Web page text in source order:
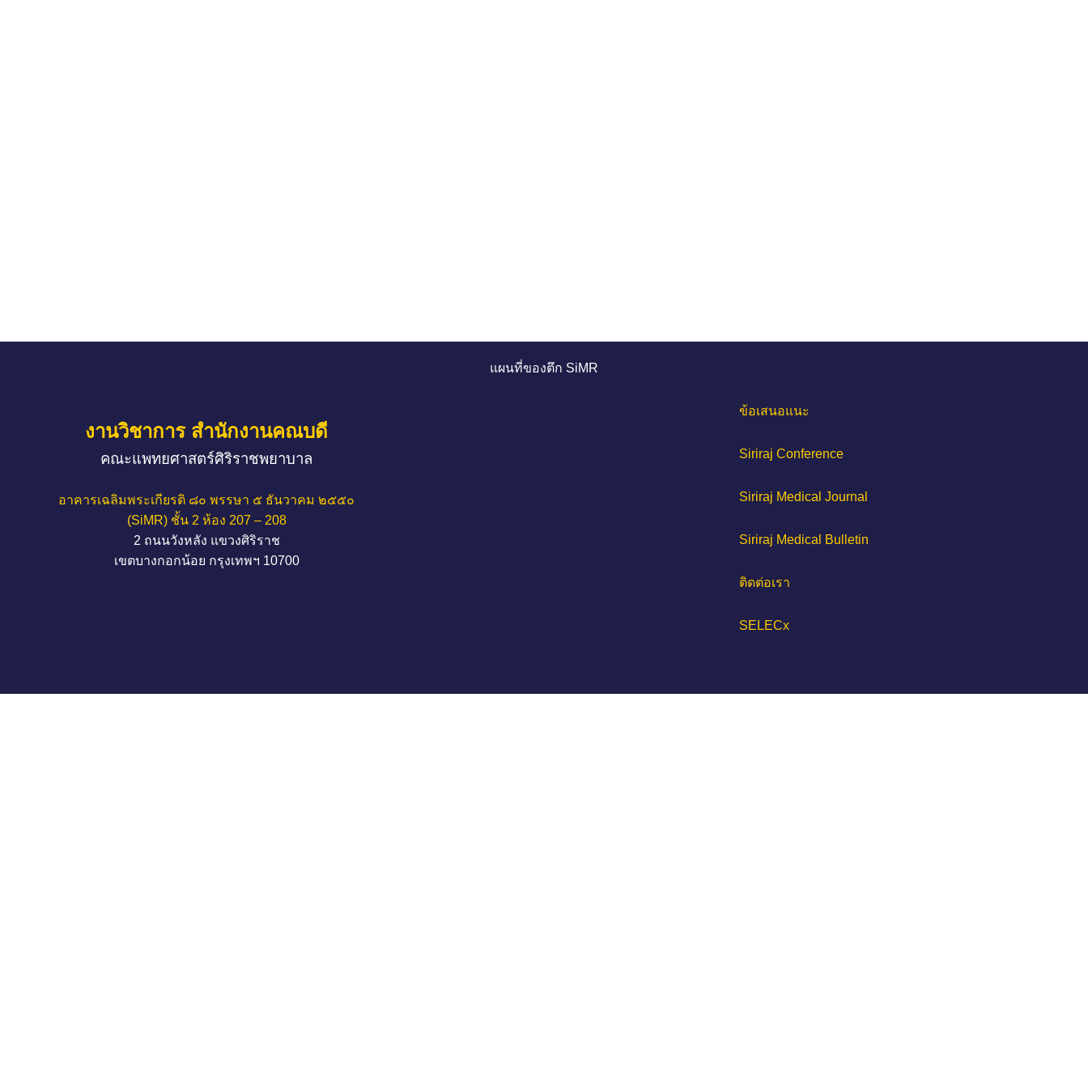
งานวิชาการ สำนักงานคณบดี
คณะแพทยศาสตร์ศิริราชพยาบาล
อาคารเฉลิมพระเกียรติ ๘๐ พรรษา ๕ ธันวาคม ๒๕๕๐
(SiMR) ชั้น 2 ห้อง 207 – 208
2 ถนนวังหลัง แขวงศิริราช
เขตบางกอกน้อย กรุงเทพฯ 10700
แผนที่ของตึก SiMR
ข้อเสนอแนะ
Siriraj Conference
Siriraj Medical Journal
Siriraj Medical Bulletin
ติดต่อเรา
SELECx